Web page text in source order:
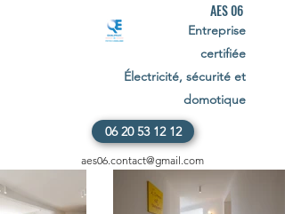
AES 06
Entreprise
certifiée
Électricité, sécurité et
domotique
aes06.contact@gmail.com
06 20 53 12 12